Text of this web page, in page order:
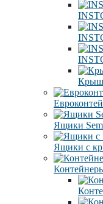
Ящики
Ящики с